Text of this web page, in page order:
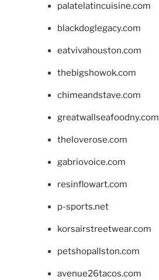
palatelatincuisine.com
blackdoglegacy.com
eatvivahouston.com
thebigshowok.com
chimeandstave.com
greatwallseafoodny.com
theloverose.com
gabriovoice.com
resinflowart.com
p-sports.net
korsairstreetwear.com
petshopallston.com
avenue26tacos.com